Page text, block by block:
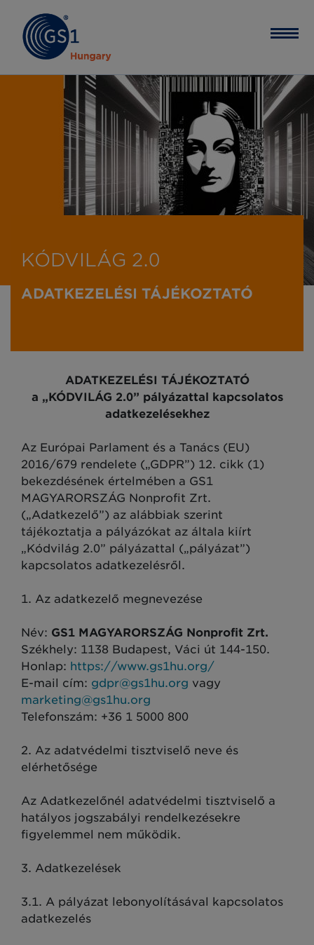
KÓDVILÁG 2.0
ADATKEZELÉSI TÁJÉKOZTATÓ
ADATKEZELÉSI TÁJÉKOZTATÓ
a „KÓDVILÁG 2.0” pályázattal kapcsolatos
adatkezelésekhez
Az Európai Parlament és a Tanács (EU)
2016/679 rendelete („GDPR”) 12. cikk (1)
bekezdésének értelmében a GS1
MAGYARORSZÁG Nonprofit Zrt.
(„Adatkezelő”) az alábbiak szerint
tájékoztatja a pályázókat az általa kiírt
„Kódvilág 2.0” pályázattal („pályázat”)
kapcsolatos adatkezelésről.
1. Az adatkezelő megnevezése
Név: GS1 MAGYARORSZÁG Nonprofit Zrt.
Székhely: 1138 Budapest, Váci út 144-150.
Honlap: https://www.gs1hu.org/
E-mail cím: gdpr@gs1hu.org vagy
marketing@gs1hu.org
Telefonszám: +36 1 5000 800
2. Az adatvédelmi tisztviselő neve és
elérhetősége
Az Adatkezelőnél adatvédelmi tisztviselő a
hatályos jogszabályi rendelkezésekre
figyelemmel nem működik.
3. Adatkezelések
3.1. A pályázat lebonyolításával kapcsolatos
adatkezelés